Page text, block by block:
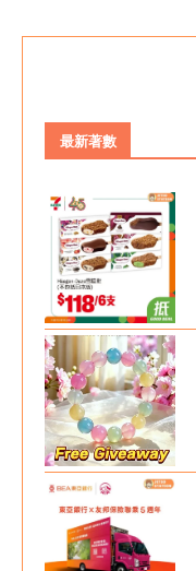
最新著數